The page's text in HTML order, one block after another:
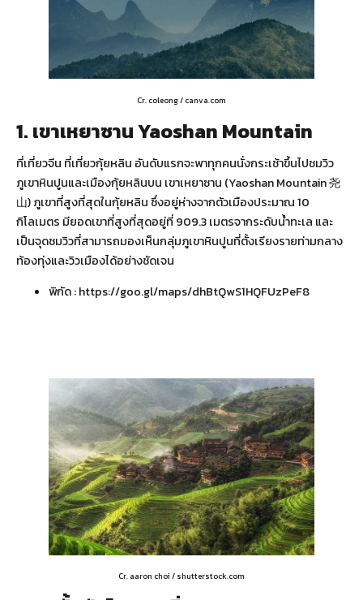
Cr. coleong / canva.com
1. เขาเหยาซาน Yaoshan Mountain
ที่เที่ยวจีน ที่เที่ยวกุ้ยหลิน อันดับแรกจะพาทุกคนนั่งกระเช้าขึ้นไปชมวิว
ภูเขาหินปูนและเมืองกุ้ยหลินบน เขาเหยาซาน (Yaoshan Mountain 尧
山) ภูเขาที่สูงที่สุดในกุ้ยหลิน ซึ่งอยู่ห่างจากตัวเมืองประมาณ 10
กิโลเมตร มียอดเขาที่สูงที่สุดอยู่ที่ 909.3 เมตรจากระดับน้ำทะเล และ
เป็นจุดชมวิวที่สามารถมองเห็นกลุ่มภูเขาหินปูนที่ตั้งเรียงรายท่ามกลาง
ท้องทุ่งและวิวเมืองได้อย่างชัดเจน
พิกัด :https://goo.gl/maps/dhBtQwS1HQFUzPeF8
Cr. aaron choi / shutterstock.com